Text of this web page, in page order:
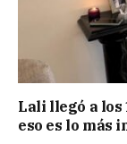
Lali llegó a los
eso es lo más